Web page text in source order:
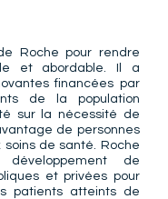
Roche pour rendre
et abordable. Il a
financées par
de la population
sur la nécessité de
de personnes
de santé. Roche
de
et privées pour
patients atteints de